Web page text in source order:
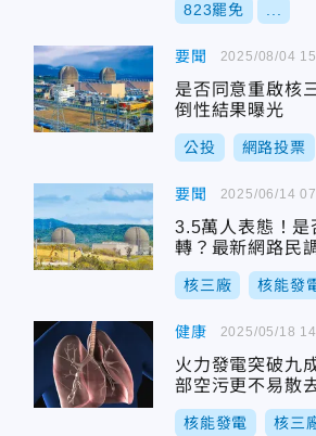
823罷免
要聞
是否同意重啟核
倒性結果曝光
公投 網路投票
2025/08/04
要聞
3.5萬人表態！是
轉？最新網路民
核三廠 核能發
2025/06/14
健康
火力發電突破九
部空污更不易散
核能發電 核三
2025/05/18